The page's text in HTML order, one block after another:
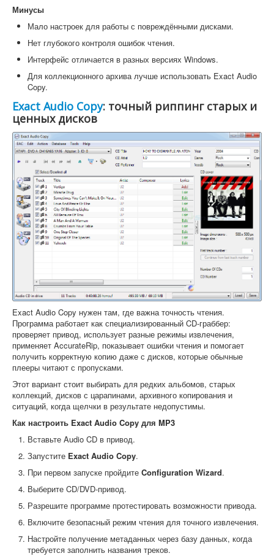
Минусы
Мало настроек для работы с повреждёнными дисками.
Нет глубокого контроля ошибок чтения.
Интерфейс отличается в разных версиях Windows.
Для коллекционного архива лучше использовать Exact Audio
Copy.
Exact Audio Copy: точный риппинг старых и
ценных дисков
Exact Audio Copy нужен там, где важна точность чтения.
Программа работает как специализированный CD-граббер:
проверяет привод, использует разные режимы извлечения,
применяет AccurateRip, показывает ошибки чтения и помогает
получить корректную копию даже с дисков, которые обычные
плееры читают с пропусками.
Этот вариант стоит выбирать для редких альбомов, старых
коллекций, дисков с царапинами, архивного копирования и
ситуаций, когда щелчки в результате недопустимы.
Как настроить Exact Audio Copy для MP3
Вставьте Audio CD в привод.
Запустите Exact Audio Copy.
При первом запуске пройдите Configuration Wizard.
Выберите CD/DVD-привод.
Разрешите программе протестировать возможности привода.
Включите безопасный режим чтения для точного извлечения.
Настройте получение метаданных через базу данных, когда
требуется заполнить названия треков.